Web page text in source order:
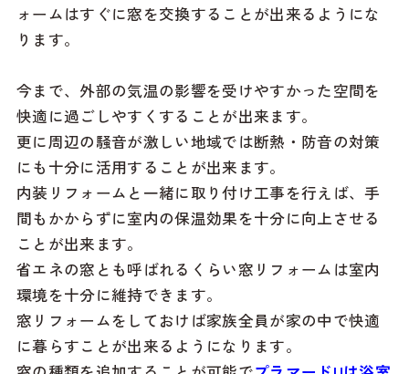
ォームはすぐに窓を交換することが出来るようにな
ります。
今まで、外部の気温の影響を受けやすかった空間を
快適に過ごしやすくすることが出来ます。
更に周辺の騒音が激しい地域では断熱・防音の対策
にも十分に活用することが出来ます。
内装リフォームと一緒に取り付け工事を行えば、手
間もかからずに室内の保温効果を十分に向上させる
ことが出来ます。
省エネの窓とも呼ばれるくらい窓リフォームは室内
環境を十分に維持できます。
窓リフォームをしておけば家族全員が家の中で快適
に暮らすことが出来るようになります。